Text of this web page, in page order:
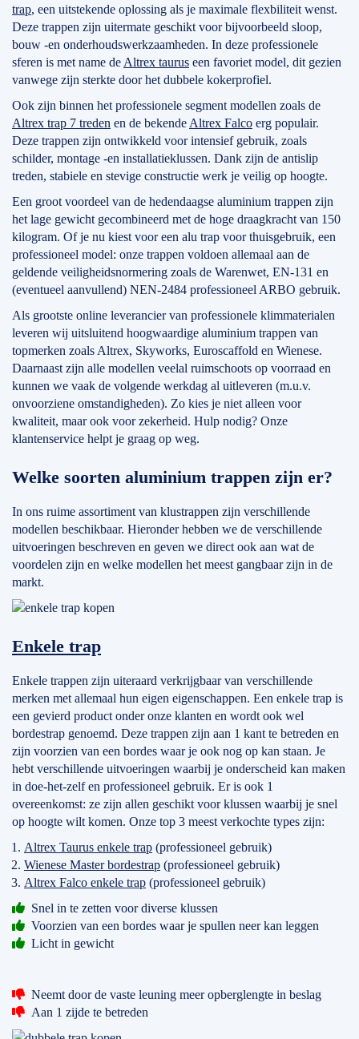
trap, een uitstekende oplossing als je maximale flexbiliteit wenst.
Deze trappen zijn uitermate geschikt voor bijvoorbeeld sloop,
bouw -en onderhoudswerkzaamheden. In deze professionele
sferen is met name de Altrex taurus een favoriet model, dit gezien
vanwege zijn sterkte door het dubbele kokerprofiel.
Ook zijn binnen het professionele segment modellen zoals de
Altrex trap 7 treden en de bekende Altrex Falco erg populair.
Deze trappen zijn ontwikkeld voor intensief gebruik, zoals
schilder, montage -en installatieklussen. Dank zijn de antislip
treden, stabiele en stevige constructie werk je veilig op hoogte.
Een groot voordeel van de hedendaagse aluminium trappen zijn
het lage gewicht gecombineerd met de hoge draagkracht van 150
kilogram. Of je nu kiest voor een alu trap voor thuisgebruik, een
professioneel model: onze trappen voldoen allemaal aan de
geldende veiligheidsnormering zoals de Warenwet, EN-131 en
(eventueel aanvullend) NEN-2484 professioneel ARBO gebruik.
Als grootste online leverancier van professionele klimmaterialen
leveren wij uitsluitend hoogwaardige aluminium trappen van
topmerken zoals Altrex, Skyworks, Euroscaffold en Wienese.
Daarnaast zijn alle modellen veelal ruimschoots op voorraad en
kunnen we vaak de volgende werkdag al uitleveren (m.u.v.
onvoorziene omstandigheden). Zo kies je niet alleen voor
kwaliteit, maar ook voor zekerheid. Hulp nodig? Onze
klantenservice helpt je graag op weg.
Welke soorten aluminium trappen zijn er?
In ons ruime assortiment van klustrappen zijn verschillende
modellen beschikbaar. Hieronder hebben we de verschillende
uitvoeringen beschreven en geven we direct ook aan wat de
voordelen zijn en welke modellen het meest gangbaar zijn in de
markt.
Enkele trap
Enkele trappen zijn uiteraard verkrijgbaar van verschillende
merken met allemaal hun eigen eigenschappen. Een enkele trap is
een gevierd product onder onze klanten en wordt ook wel
bordestrap genoemd. Deze trappen zijn aan 1 kant te betreden en
zijn voorzien van een bordes waar je ook nog op kan staan. Je
hebt verschillende uitvoeringen waarbij je onderscheid kan maken
in doe-het-zelf en professioneel gebruik. Er is ook 1
overeenkomst: ze zijn allen geschikt voor klussen waarbij je snel
op hoogte wilt komen. Onze top 3 meest verkochte types zijn:
Altrex Taurus enkele trap (professioneel gebruik)
Wienese Master bordestrap (professioneel gebruik)
Altrex Falco enkele trap (professioneel gebruik)
Snel in te zetten voor diverse klussen
Voorzien van een bordes waar je spullen neer kan leggen
Licht in gewicht
Neemt door de vaste leuning meer opberglengte in beslag
Aan 1 zijde te betreden